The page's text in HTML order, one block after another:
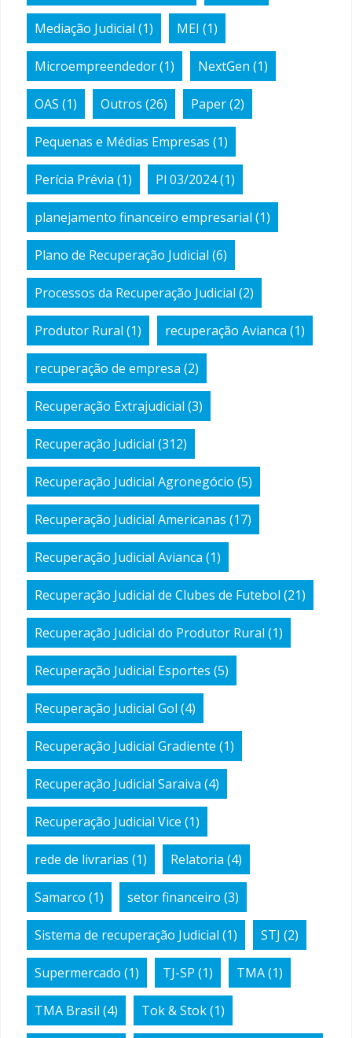
Mediação Judicial (1) MEI (1)
Microempreendedor(1) NextGen (1)
OAS (1) Outros (26) Paper(2)
Pequenas e Médias Empresas (1)
Perícia Prévia (1) Pl 03/2024(1)
planejamento financeiro empresarial (1)
Plano de Recuperação Judicial (6)
Processos da Recuperação Judicial (2)
Produtor Rural (1) recuperação Avianca (1)
recuperação de empresa (2)
Recuperação Extrajudicial (3)
Recuperação Judicial (312)
Recuperação Judicial Agronegócio (5)
Recuperação Judicial Americanas (17)
Recuperação Judicial Avianca (1)
Recuperação Judicial de Clubes de Futebol (21)
Recuperação Judicial do Produtor Rural (1)
Recuperação Judicial Esportes (5)
Recuperação Judicial Gol (4)
Recuperação Judicial Gradiente (1)
Recuperação Judicial Saraiva (4)
Recuperação Judicial Vice (1)
rede de livrarias (1) Relatoria (4)
Samarco (1) setor financeiro (3)
Sistema de recuperação Judicial (1) STJ (2)
Supermercado (1) TJ-SP (1) TMA(1)
TMA Brasil (4) Tok & Stok(1)